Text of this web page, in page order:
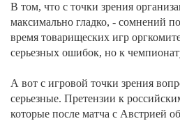
В том, что с точки зрения
максимально гладко, - сомнений
время товарищеских игр
серьезных ошибок, но к
А вот с игровой точки зрения
серьезные. Претензии к
которые после матча с Австрией